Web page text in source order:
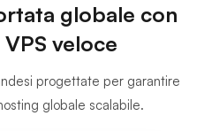
globale con
veloce
progettate per garantire
globale scalabile.